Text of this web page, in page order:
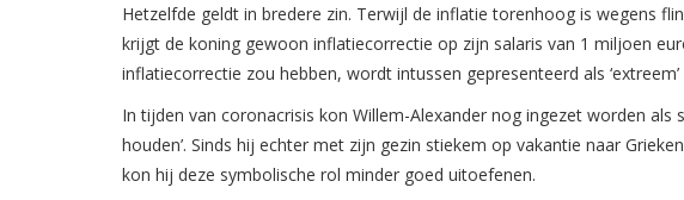
Hetzelfde geldt in bredere zin. Terwijl de inflatie torenhoog is wegens
krijgt de koning gewoon inflatiecorrectie op zijn salaris van 1 miljoen
inflatiecorrectie zou hebben, wordt intussen gepresenteerd als ‘extreem’
In tijden van coronacrisis kon Willem-Alexander nog ingezet worden
houden’. Sinds hij echter met zijn gezin stiekem op vakantie naar
kon hij deze symbolische rol minder goed uitoefenen.